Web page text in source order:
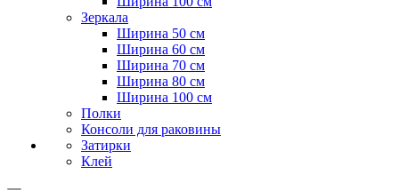
Зеркала
Ширина 50 см
Ширина 60 см
Ширина 70 см
Ширина 80 см
Ширина 100 см
Полки
Консоли для раковины
Затирки
Клей